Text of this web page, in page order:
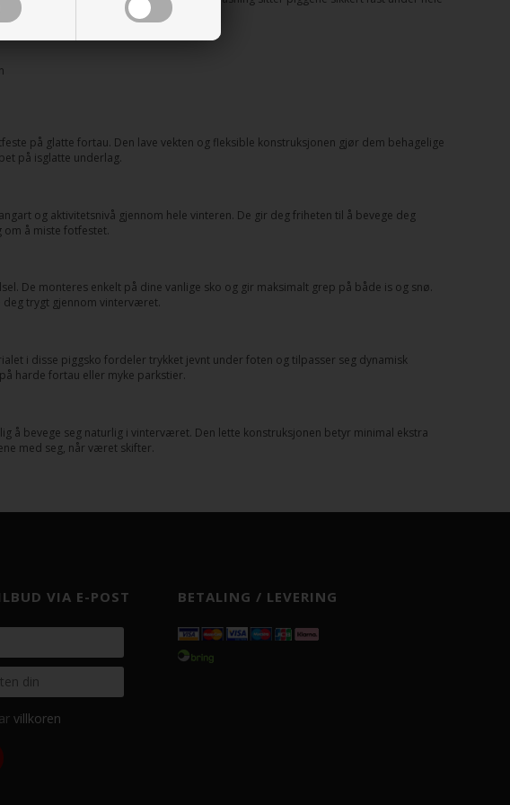
på glatte fortau. Den lave vekten og fleksible konstruksjonen gjør dem behagelige
på isglatte underlag.
og aktivitetsnivå gjennom hele vinteren. De gir deg friheten til å bevege deg
om å miste fotfestet.
De monteres enkelt på dine vanlige sko og gir maksimalt grep på både is og snø.
deg trygt gjennom vinterværet.
i disse piggsko fordeler trykket jevnt under foten og tilpasser seg dynamisk
harde fortau eller myke parkstier.
å bevege seg naturlig i vinterværet. Den lette konstruksjonen betyr minimal ekstra
med seg, når været skifter.
VIA E-POST
villkoren
BETALING / LEVERING